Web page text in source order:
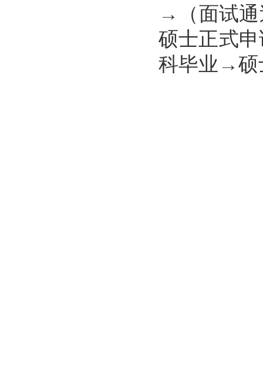
→（面试
硕士正式
科毕业→硕